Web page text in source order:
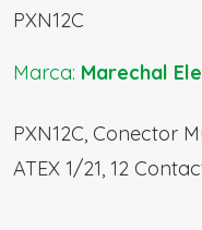
PXN12C
Marca: Marechal
PXN12C, Conector
ATEX 1/21, 12